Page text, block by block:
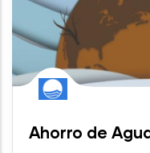
Ahorro de